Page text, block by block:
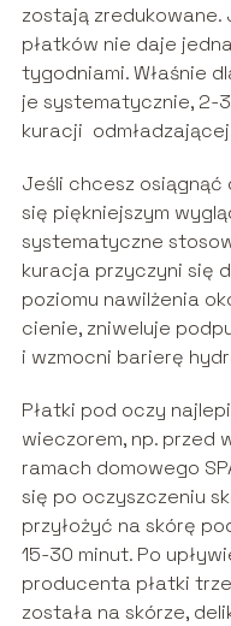
zostają
płatków nie daje
tygodniami. Właśnie
je systematycznie, 2-
kuracji
Jeśli chcesz
się piękniejszym
systematyczne
kuracja przyczyni się
poziomu nawilżenia
cienie, zniweluje
i wzmocni barierę
Płatki pod oczy
wieczorem, np. przed
ramach domowego
się po oczyszczeniu
przyłożyć na skórę
15-30 minut. Po
producenta płatki
została na skórze,